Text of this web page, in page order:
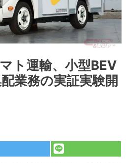
ト運輸、小型BEV
業務の実証実験開